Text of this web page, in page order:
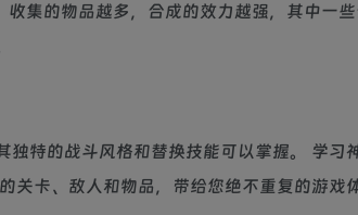
集的物品越多，合成的效力越强，其中一
特的战斗风格和替换技能可以掌握。 学习
卡、敌人和物品，带给您绝不重复的游戏体